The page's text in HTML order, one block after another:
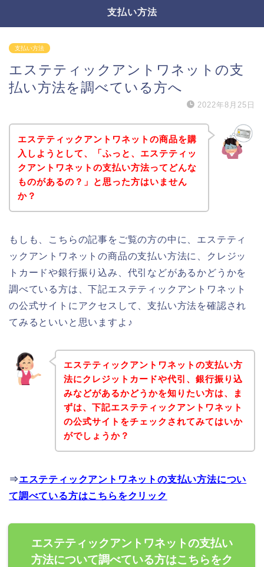
支払い方法
支払い方法
エステティックアントワネットの支
払い方法を調べている方へ
2022年8月25日
エステティックアントワネットの商品を購
入しようとして、「ふっと、エステティッ
クアントワネットの支払い方法ってどんな
ものがあるの？」と思った方はいません
か？
もしも、こちらの記事をご覧の方の中に、エステティ
ックアントワネットの商品の支払い方法に、クレジッ
トカードや銀行振り込み、代引などがあるかどうかを
調べている方は、下記エステティックアントワネット
の公式サイトにアクセスして、支払い方法を確認され
てみるといいと思いますよ♪
エステティックアントワネットの支払い方
法にクレジットカードや代引、銀行振り込
みなどがあるかどうかを知りたい方は、ま
ずは、下記エステティックアントワネット
の公式サイトをチェックされてみてはいか
がでしょうか？
⇒エステティックアントワネットの支払い方法につい
て調べている方はこちらをクリック
エステティックアントワネットの支払い
方法について調べている方はこちらをク